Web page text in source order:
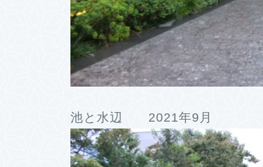
池と水辺 2021年9月